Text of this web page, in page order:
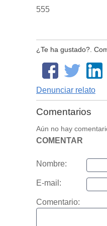
555
¿Te ha gustado?.
Denunciar relato
Comentarios
Aún no hay
COMENTAR
Nombre:
E-mail:
Comentario: